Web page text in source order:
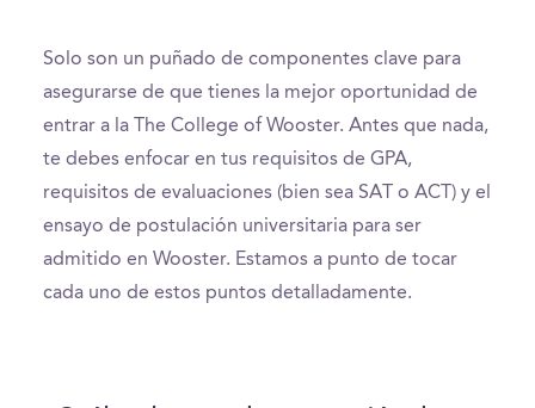
Solo son un puñado de componentes clave para
asegurarse de que tienes la mejor oportunidad de
entrar a la The College of Wooster. Antes que nada,
te debes enfocar en tus requisitos de GPA,
requisitos de evaluaciones (bien sea SAT o ACT) y el
ensayo de postulación universitaria para ser
admitido en Wooster. Estamos a punto de tocar
cada uno de estos puntos detalladamente.